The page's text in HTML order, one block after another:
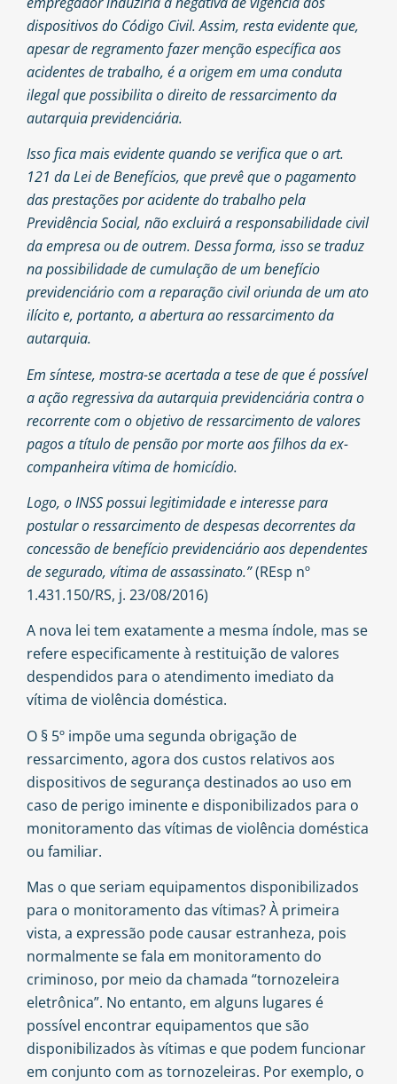
dispositivos do Código Civil. Assim, resta evidente que,
apesar de regramento fazer menção específica aos
acidentes de trabalho, é a origem em uma conduta
ilegal que possibilita o direito de ressarcimento da
autarquia previdenciária.
Isso fica mais evidente quando se verifica que o art.
121 da Lei de Benefícios, que prevê que o pagamento
das prestações por acidente do trabalho pela
Previdência Social, não excluirá a responsabilidade civil
da empresa ou de outrem. Dessa forma, isso se traduz
na possibilidade de cumulação de um benefício
previdenciário com a reparação civil oriunda de um ato
ilícito e, portanto, a abertura ao ressarcimento da
autarquia.
Em síntese, mostra-se acertada a tese de que é possível
a ação regressiva da autarquia previdenciária contra o
recorrente com o objetivo de ressarcimento de valores
pagos a título de pensão por morte aos filhos da ex-
companheira vítima de homicídio.
Logo, o INSS possui legitimidade e interesse para
postular o ressarcimento de despesas decorrentes da
concessão de benefício previdenciário aos dependentes
de segurado, vítima de assassinato.”(REsp nº
1.431.150/RS, j. 23/08/2016)
A nova lei tem exatamente a mesma índole, mas se
refere especificamente à restituição de valores
despendidos para o atendimento imediato da
vítima de violência doméstica.
O § 5º impõe uma segunda obrigação de
ressarcimento, agora dos custos relativos aos
dispositivos de segurança destinados ao uso em
caso de perigo iminente e disponibilizados para o
monitoramento das vítimas de violência doméstica
ou familiar.
Mas o que seriam equipamentos disponibilizados
para o monitoramento das vítimas? À primeira
vista, a expressão pode causar estranheza, pois
normalmente se fala em monitoramento do
criminoso, por meio da chamada “tornozeleira
eletrônica”. No entanto, em alguns lugares é
possível encontrar equipamentos que são
disponibilizados às vítimas e que podem funcionar
em conjunto com as tornozeleiras. Por exemplo, o